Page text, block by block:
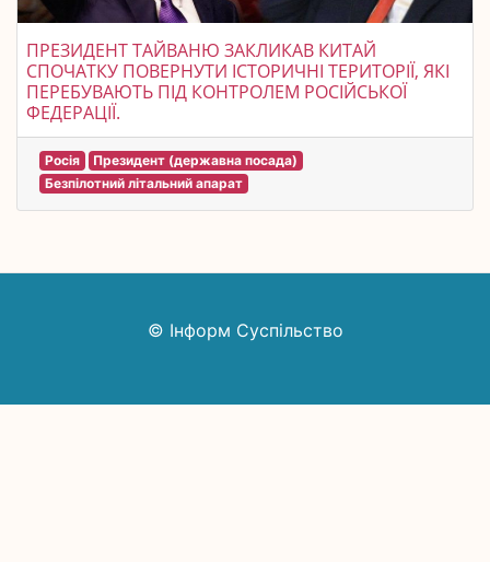
ПРЕЗИДЕНТ ТАЙВАНЮ ЗАКЛИКАВ КИТАЙ
СПОЧАТКУ ПОВЕРНУТИ ІСТОРИЧНІ ТЕРИТОРІЇ, ЯКІ
ПЕРЕБУВАЮТЬ ПІД КОНТРОЛЕМ РОСІЙСЬКОЇ
ФЕДЕРАЦІЇ.
Росія
Президент (державна посада)
Безпілотний літальний апарат
© Інформ Суспільство